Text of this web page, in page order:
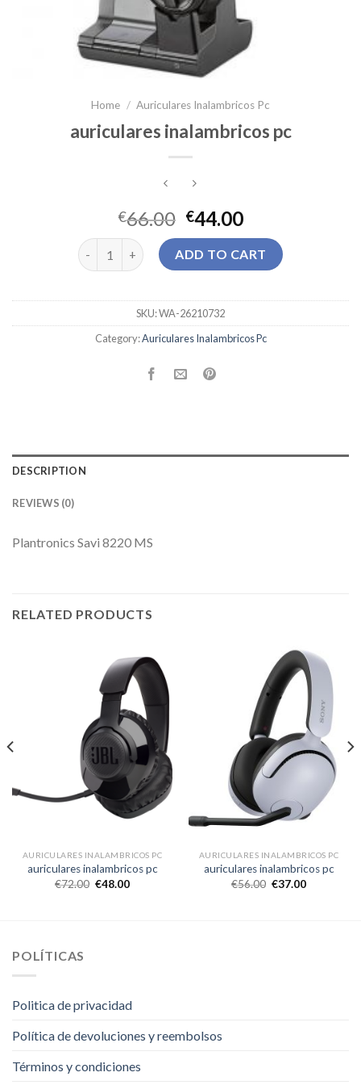
Home / Auriculares Inalambricos Pc
auriculares inalambricos pc
€66.00 €44.00
auriculares inalambricos pc quantity
ADD TO CART
SKU:WA-26210732
Category:Auriculares Inalambricos Pc
DESCRIPTION
REVIEWS (0)
Plantronics Savi 8220 MS
RELATED PRODUCTS
AURICULARES INALAMBRICOS PC
auriculares inalambricos pc
€72.00 €48.00
AURICULARES INALAMBRICOS PC
auriculares inalambricos pc
€56.00 €37.00
POLÍTICAS
Politica de privacidad
Política de devoluciones y reembolsos
Términos y condiciones